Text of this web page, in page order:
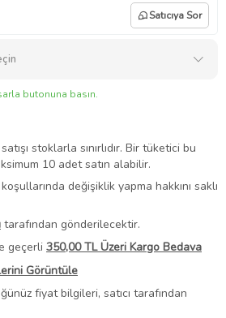
Satıcıya Sor
butonuna basın.
stoklarla sınırlıdır. Bir tüketici bu
10 adet satın alabilir.
değişiklik yapma hakkını saklı
tarafından gönderilecektir.
geçerli 350,00 TL Üzeri Kargo Bedava
Görüntüle
fiyat bilgileri, satıcı tarafından